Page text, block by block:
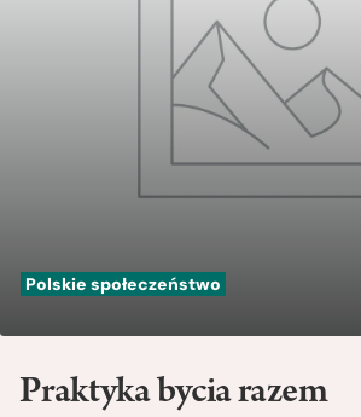
Polskie społeczeństwo
Praktyka bycia razem